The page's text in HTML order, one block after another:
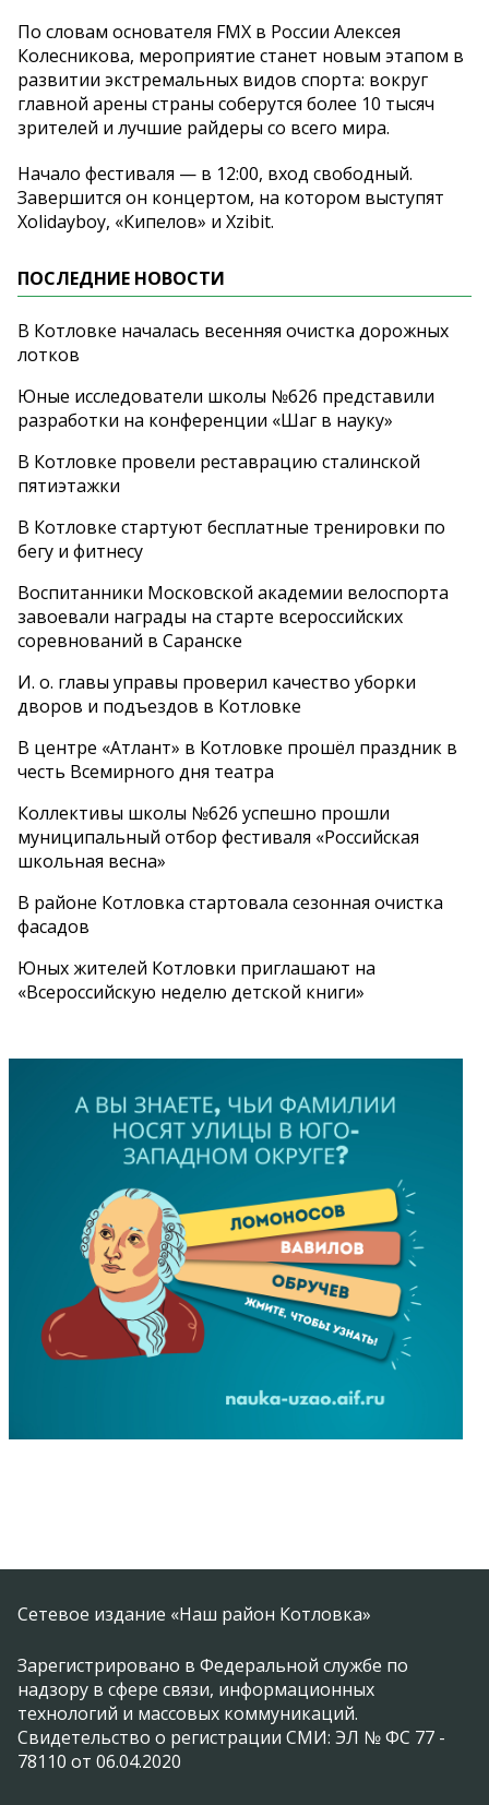
По словам основателя FMX в России Алексея
Колесникова, мероприятие станет новым этапом в
развитии экстремальных видов спорта: вокруг
главной арены страны соберутся более 10 тысяч
зрителей и лучшие райдеры со всего мира.
Начало фестиваля — в 12:00, вход свободный.
Завершится он концертом, на котором выступят
Xolidayboy, «Кипелов» и Xzibit.
ПОСЛЕДНИЕ НОВОСТИ
В Котловке началась весенняя очистка дорожных
лотков
Юные исследователи школы №626 представили
разработки на конференции «Шаг в науку»
В Котловке провели реставрацию сталинской
пятиэтажки
В Котловке стартуют бесплатные тренировки по
бегу и фитнесу
Воспитанники Московской академии велоспорта
завоевали награды на старте всероссийских
соревнований в Саранске
И. о. главы управы проверил качество уборки
дворов и подъездов в Котловке
В центре «Атлант» в Котловке прошёл праздник в
честь Всемирного дня театра
Коллективы школы №626 успешно прошли
муниципальный отбор фестиваля «Российская
школьная весна»
В районе Котловка стартовала сезонная очистка
фасадов
Юных жителей Котловки приглашают на
«Всероссийскую неделю детской книги»
Сетевое издание «Наш район Котловка»
Зарегистрировано в Федеральной службе по
надзору в сфере связи, информационных
технологий и массовых коммуникаций.
Свидетельство о регистрации СМИ: ЭЛ № ФС 77 -
78110 от 06.04.2020